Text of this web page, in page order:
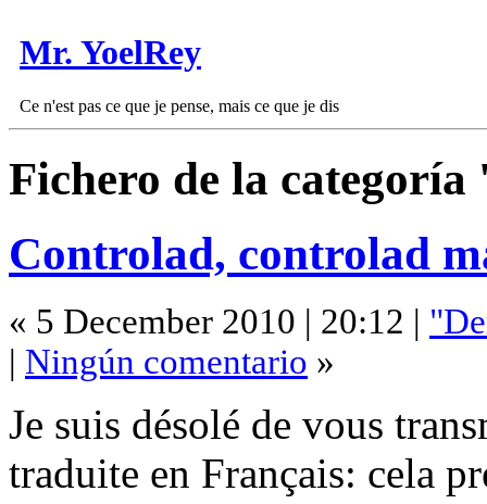
Mr. YoelRey
Ce n'est pas ce que je pense, mais ce que je dis
Fichero de la categoría
Controlad, controlad
« 5 December 2010 | 20:12 |
| Ningún comentario »
Je suis désolé de vous
traduite en Français: cela